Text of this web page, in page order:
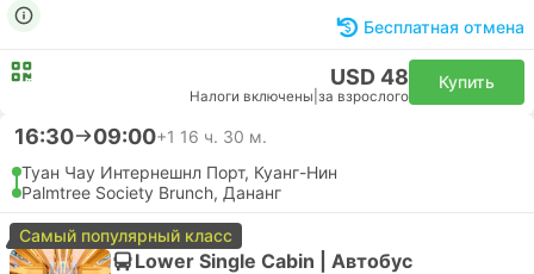
Бесплатная отмена
USD 48
Налоги включены за взрослого
Купить
16:30 09:00+1 16 ч. 30 м.
Туан Чау Интернешнл Порт, Куанг-Нин
Palmtree Society Brunch, Дананг
Самый популярный класс
Lower Single Cabin | Автобус